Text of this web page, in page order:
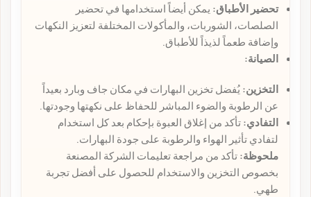
تحضير الأطباق: يمكن أيضاً استخدامها في تحضير
الصلصات، الشوربات، والمأكولات المختلفة لتعزيز النكهات
وإضافة طعماً لذيذاً للأطباق.
الصيانة:
التخزين:يُفضل تخزين البهارات في مكان جاف وبارد بعيداً
عن الرطوبة والضوء المباشر للحفاظ على نكهتها وجودتها.
التفادي:تأكد من إغلاق العبوة بإحكام بعد كل استخدام
لتفادي تأثير الهواء والرطوبة على جودة البهارات.
ملحوظة:تأكد من مراجعة تعليمات الشركة المصنعة
بخصوص التخزين والاستخدام للحصول على أفضل تجربة
طهي.